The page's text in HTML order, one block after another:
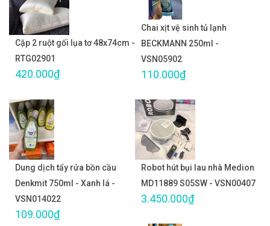
Cặp 2 ruột gối lụa tơ 48x74cm -
RTG02901
420.000₫
Chai xịt vệ sinh tủ lạnh
BECKMANN 250ml -
VSN05902
110.000₫
Dung dịch tẩy rửa bồn cầu
Denkmit 750ml - Xanh lá -
VSN014022
109.000₫
Robot hút bụi lau nhà Medion
MD11889 S05SW - VSN00407
3.450.000₫